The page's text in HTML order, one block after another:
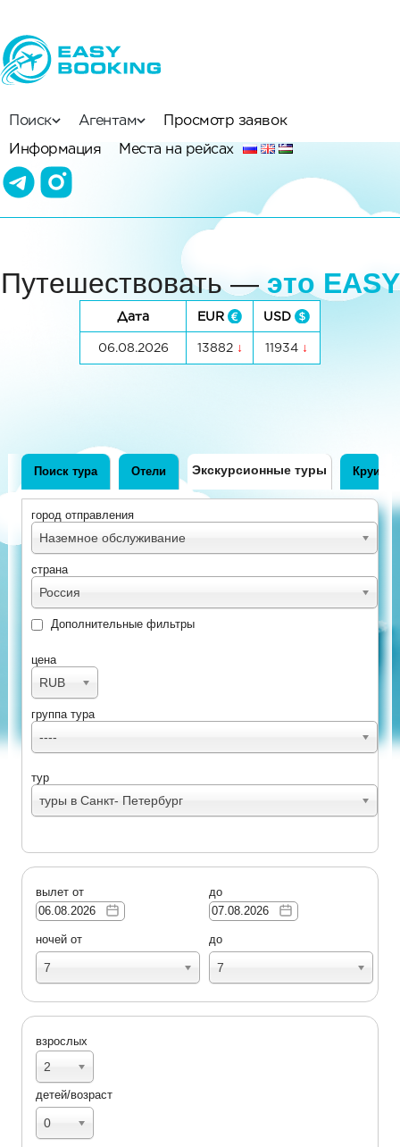
Поиск Агентам
Просмотр заявок
Информация
Места на рейсах
Путешествовать —это EASY
Дата EUR USD
06.08.2026 13882 11934
Поиск тура Отели Экскурсионные туры Круизы
город отправления
Наземное обслуживание
страна
Россия
Дополнительные фильтры
цена
RUB
группа тура
----
тур
туры в Санкт- Петербург
вылет от
ночей от
7
до
до
7
взрослых
2
детей/возраст
0